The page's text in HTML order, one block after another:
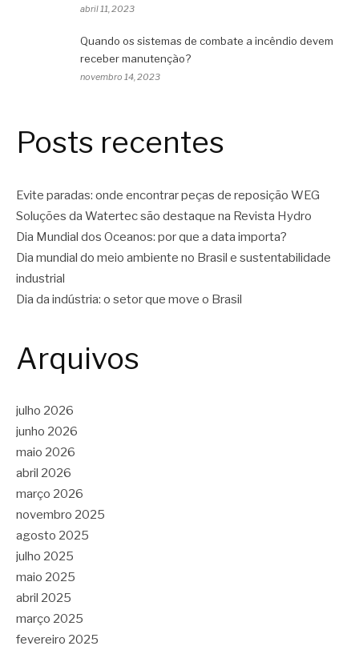
abril 11, 2023
Quando os sistemas de combate a incêndio devem
receber manutenção?
novembro 14, 2023
Posts recentes
Evite paradas: onde encontrar peças de reposição WEG
Soluções da Watertec são destaque na Revista Hydro
Dia Mundial dos Oceanos: por que a data importa?
Dia mundial do meio ambiente no Brasil e sustentabilidade
industrial
Dia da indústria: o setor que move o Brasil
Arquivos
julho 2026
junho 2026
maio 2026
abril 2026
março 2026
novembro 2025
agosto 2025
julho 2025
maio 2025
abril 2025
março 2025
fevereiro 2025